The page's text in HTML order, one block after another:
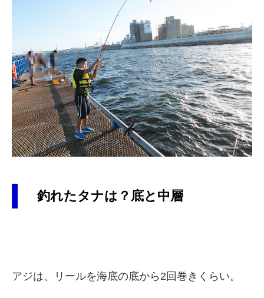
釣れたタナは？底と中層
アジは、リールを海底の底から2回巻きくらい。